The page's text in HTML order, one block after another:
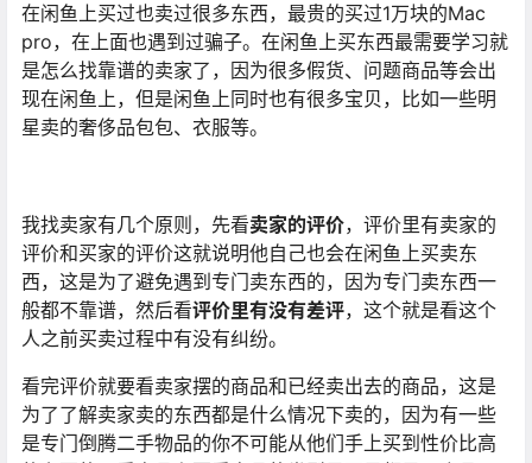
在闲鱼上买过也卖过很多东西，最贵的买过1万块的Mac
pro，在上面也遇到过骗子。在闲鱼上买东西最需要学习就
是怎么找靠谱的卖家了，因为很多假货、问题商品等会出
现在闲鱼上，但是闲鱼上同时也有很多宝贝，比如一些明
星卖的奢侈品包包、衣服等。
我找卖家有几个原则，先看卖家的评价，评价里有卖家的
评价和买家的评价这就说明他自己也会在闲鱼上买卖东
西，这是为了避免遇到专门卖东西的，因为专门卖东西一
般都不靠谱，然后看评价里有没有差评，这个就是看这个
人之前买卖过程中有没有纠纷。
看完评价就要看卖家摆的商品和已经卖出去的商品，这是
为了了解卖家卖的东西都是什么情况下卖的，因为有一些
是专门倒腾二手物品的你不可能从他们手上买到性价比高